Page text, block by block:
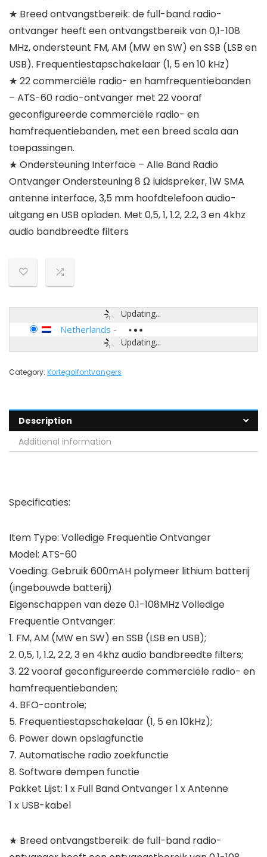
★ Breed ontvangstbereik: de full-band radio-
ontvanger heeft een ontvangstbereik van 0,1-108
MHz, ondersteunt FM, AM (MW en SW) en SSB (LSB en
USB). Frequentiestapschakelaar (1, 5 en 10 kHz)
★ 22 commerciële radio- en hamfrequentiebanden
– ATS-60 radio-ontvanger met 22 vooraf
geconfigureerde commerciële radio- en
hamfrequentiebanden, met een breed scala aan
toepassingen.
★ Ondersteuning Interface – Alle Band Radio
Ontvanger Ondersteuning 8 Ω luidspreker, 1W SMA
antenne interface, 3,5 mm hoofdtelefoon audio-
uitgang en USB opladen. Met 0,5, 1, 1.2, 2.2, 3 en 4khz
audio bandbreedte filters
Updating...
Updating...
Netherlands -
Category: Kortegolfontvangers
Description
Additional information
Specificaties:
Item Type: Volledige Frequentie Ontvanger
Model: ATS-60
Voeding: Gebruik 600mAH polymeer lithium batterij
(ingebouwde batterij)
Eigenschappen van deze 0.1-108MHz Volledige
Frequentie Ontvanger:
1. FM, AM (MW en SW) en SSB (LSB en USB);
2. 0,5, 1, 1.2, 2.2, 3 en 4khz audio bandbreedte filters;
3. 22 vooraf geconfigureerde commerciële radio- en
hamfrequentiebanden;
4. BFO-controle;
5. Frequentiestapschakelaar (1, 5 en 10kHz);
6. Power down opslagfunctie
7. Automatische radio zoekfunctie
8. Software dempen functie
Pakket Lijst: 1 x Full Band Ontvanger 1 x Antenne
1 x USB-kabel
★ Breed ontvangstbereik: de full-band radio-